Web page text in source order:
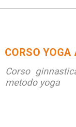
CORSO
Corso
metodo yoga